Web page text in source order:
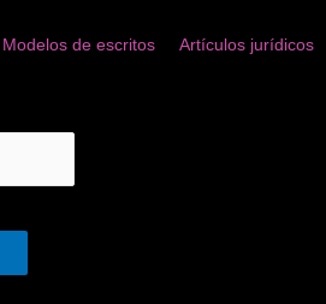
Modelos de escritos Artículos jurídicos